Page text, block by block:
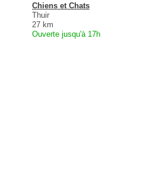
Chiens et Chats
Thuir
27 km
Ouverte jusqu'à 17h